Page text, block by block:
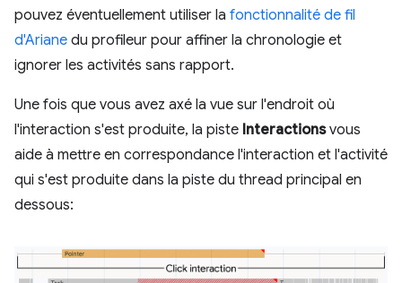
pouvez éventuellement utiliser la fonctionnalité de fil
d'Ariane du profileur pour affiner la chronologie et
ignorer les activités sans rapport.
Une fois que vous avez axé la vue sur l'endroit où
l'interaction s'est produite, la piste Interactionsvous
aide à mettre en correspondance l'interaction et l'activité
qui s'est produite dans la piste du thread principal en
dessous: